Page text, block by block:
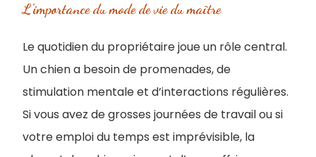
L’importance du mode de vie du maître
Le quotidien du propriétaire joue un rôle central.
Un chien a besoin de promenades, de
stimulation mentale et d’interactions régulières.
Si vous avez de grosses journées de travail ou si
votre emploi du temps est imprévisible, la